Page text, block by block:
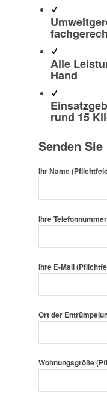
Alle
Hand
rund 15
Senden
Ihr Name
Ihre
Ihre E-Mail
Ort der
Wohnungsgröße